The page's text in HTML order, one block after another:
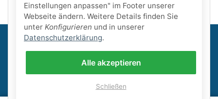
Einstellungen anpassen" im Footer unserer
Webseite ändern. Weitere Details finden Sie
unter Konfigurieren und in unserer
Datenschutzerklärung.
Alle akzeptieren
Schließen